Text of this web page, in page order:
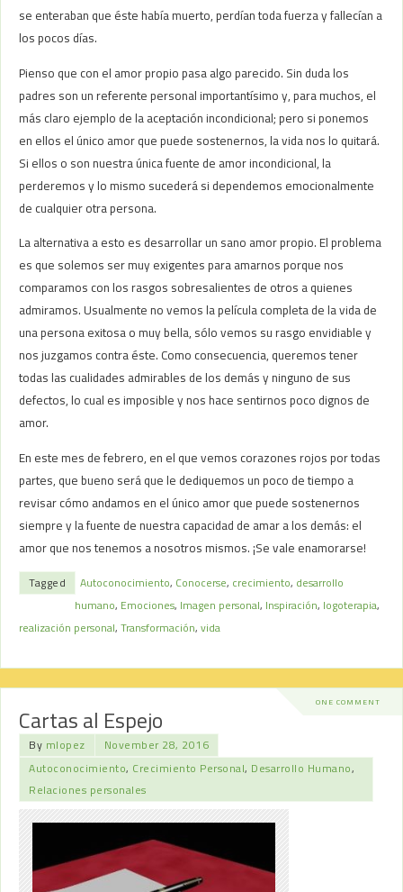
se enteraban que éste había muerto, perdían toda fuerza y fallecían a
los pocos días.
Pienso que con el amor propio pasa algo parecido. Sin duda los
padres son un referente personal importantísimo y, para muchos, el
más claro ejemplo de la aceptación incondicional; pero si ponemos
en ellos el único amor que puede sostenernos, la vida nos lo quitará.
Si ellos o son nuestra única fuente de amor incondicional, la
perderemos y lo mismo sucederá si dependemos emocionalmente
de cualquier otra persona.
La alternativa a esto es desarrollar un sano amor propio. El problema
es que solemos ser muy exigentes para amarnos porque nos
comparamos con los rasgos sobresalientes de otros a quienes
admiramos. Usualmente no vemos la película completa de la vida de
una persona exitosa o muy bella, sólo vemos su rasgo envidiable y
nos juzgamos contra éste. Como consecuencia, queremos tener
todas las cualidades admirables de los demás y ninguno de sus
defectos, lo cual es imposible y nos hace sentirnos poco dignos de
amor.
En este mes de febrero, en el que vemos corazones rojos por todas
partes, que bueno será que le dediquemos un poco de tiempo a
revisar cómo andamos en el único amor que puede sostenernos
siempre y la fuente de nuestra capacidad de amar a los demás: el
amor que nos tenemos a nosotros mismos. ¡Se vale enamorarse!
Tagged Autoconocimiento, Conocerse, crecimiento, desarrollo
humano, Emociones, Imagen personal, Inspiración, logoterapia,
realización personal,Transformación,vida
ONE COMMENT
Cartas al Espejo
By mlopez
November 28, 2016
Autoconocimiento, Crecimiento Personal, Desarrollo Humano,
Relaciones personales